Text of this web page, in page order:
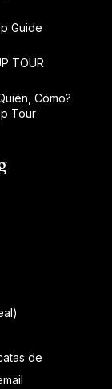
Guide
TOUR
Cómo?
Tour
de